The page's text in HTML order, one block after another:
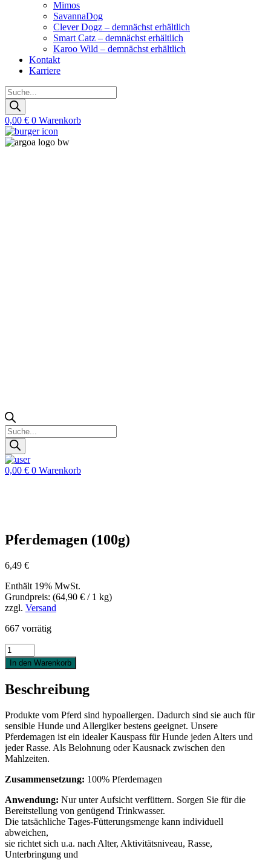
Mimos
SavannaDog
Clever Dogz – demnächst erhältlich
Smart Catz – demnächst erhältlich
Karoo Wild – demnächst erhältlich
Kontakt
Karriere
Products
search
0,00 € 0 Warenkorb
Zoeken
Products
search
0,00 € 0 Warenkorb
Pferdemagen (100g)
6,49 €
Enthält 19% MwSt.
Grundpreis: (64,90 € / 1 kg)
zzgl. Versand
667 vorrätig
Pferdemagen
(100g)
Menge
In den Warenkorb
Beschreibung
Produkte vom Pferd sind hypoallergen. Dadurch sind sie auch für
sensible Hunde und Allergiker bestens geeignet. Unsere
Pferdemagen ist ein idealer Kauspass für Hunde jeden Alters und
jeder Rasse. Als Belohnung oder Kausnack zwischen den
Mahlzeiten.
Zusammensetzung: 100% Pferdemagen
Anwendung: Nur unter Aufsicht verfüttern. Sorgen Sie für die
Bereitstellung von genügend Trinkwasser.
Die tatsächliche Tages-Fütterungsmenge kann individuell
abweichen,
sie richtet sich u.a. nach Alter, Aktivitätsniveau, Rasse,
Unterbringung und